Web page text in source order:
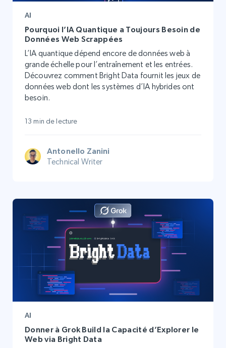
AI
Pourquoi l’IA Quantique a Toujours Besoin de
Données Web Scrappées
L’IA quantique dépend encore de données web à
grande échelle pour l’entraînement et les entrées.
Découvrez comment Bright Data fournit les jeux de
données web dont les systèmes d’IA hybrides ont
besoin.
13 min de lecture
Antonello Zanini
Technical Writer
AI
Donner à Grok Build la Capacité d’Explorer le
Web via Bright Data